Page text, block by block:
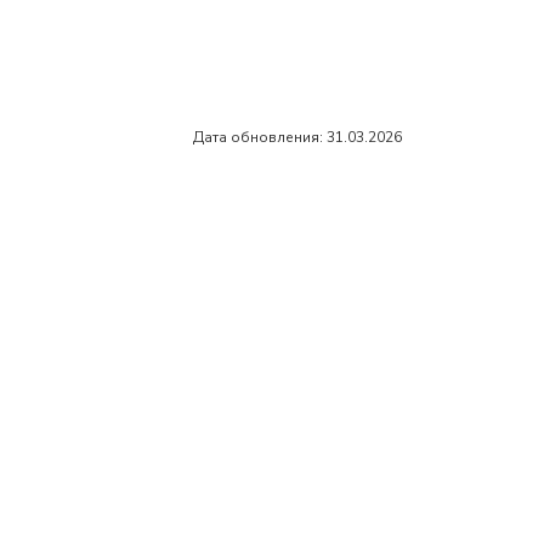
Дата обновления: 31.03.2026